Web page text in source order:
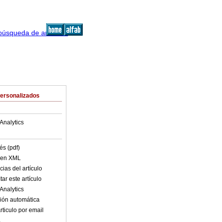
(pdf)
XML
del artículo
este artículo
automática
por email